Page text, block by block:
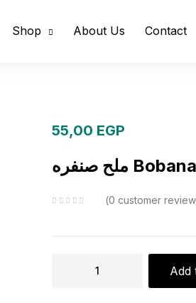
Shop About Us Contact
55,00 EGP
ملح صنفره Bobana
0 customer
Add